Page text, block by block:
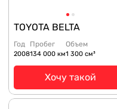
TOYOTA BELTA
Год
2008
Пробег
134 000 км
Объем
1 300 см³
Хочу такой